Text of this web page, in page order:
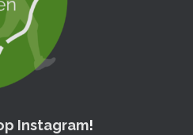
Instagram!